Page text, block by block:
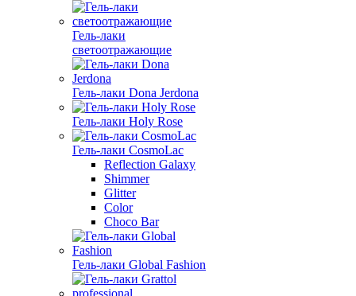
Гель-лаки
светоотражающие
Гель-лаки Dona Jerdona
Гель-лаки Holy Rose
Гель-лаки CosmoLac
Reflection Galaxy
Shimmer
Glitter
Color
Choco Bar
Гель-лаки Global Fashion